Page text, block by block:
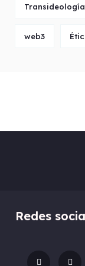
Transideología
web3
Redes